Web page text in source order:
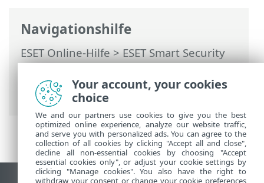
Navigationshilfe
ESET Online-Hilfe>ESET Smart Security
Premium>Arbeiten mit ESET Smart
Security Premium>Einstellungen>
Sicherheits-Tools
Your account, your cookies
choice
We and our partners use cookies to give you the best
optimized online experience, analyze our website traffic,
and serve you with personalized ads. You can agree to the
collection of all cookies by clicking "Accept all and close",
decline all non-essential cookies by choosing "Accept
essential cookies only", or adjust your cookie settings by
clicking "Manage cookies". You also have the right to
withdraw your consent or change your cookie preferences